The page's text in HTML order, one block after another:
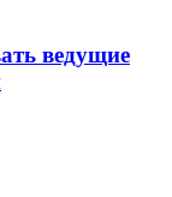
ведущие